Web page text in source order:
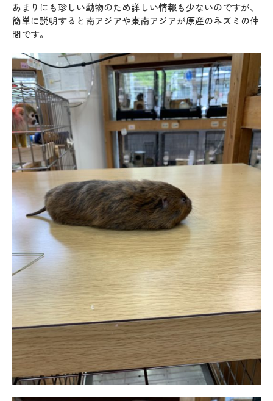
あまりにも珍しい動物のため詳しい情報も少ないのですが、
簡単に説明すると南アジアや東南アジアが原産のネズミの仲
間です。